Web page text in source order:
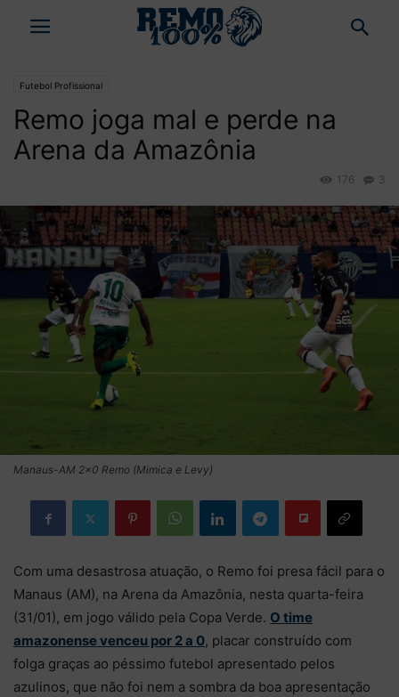
Futebol Profissional
Remo joga mal e perde na
Arena da Amazônia
3
176
Manaus-AM 2x0 Remo (Mimica e Levy)
Com uma desastrosa atuação, o Remo foi presa fácil para o
Manaus (AM), na Arena da Amazônia, nesta quarta-feira
(31/01), em jogo válido pela Copa Verde. O time
amazonense venceu por 2 a 0, placar construído com
folga graças ao péssimo futebol apresentado pelos
azulinos, que não foi nem a sombra da boa apresentação